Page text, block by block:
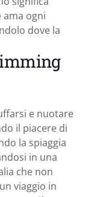
ogni
dove la
e nuotare
il piacere di
la spiaggia
in una
che non
viaggio in